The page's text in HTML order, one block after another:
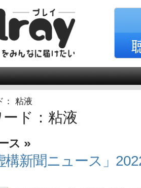
： 粘液
ド：粘液
ス »
構新聞ニュース」